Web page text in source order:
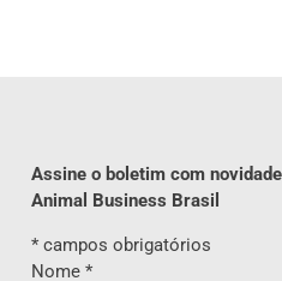
Assine o boletim com
Animal Business Brasil
* campos obrigatórios
Nome *